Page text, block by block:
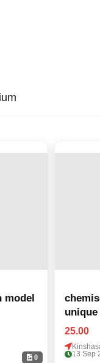
0
model
unique
25.00
13 Sep